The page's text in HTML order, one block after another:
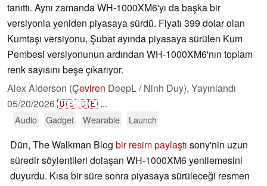
tanıttı. Aynı zamanda WH-1000XM6'yı da başka bir
versiyonla yeniden piyasaya sürdü. Fiyatı 399 dolar olan
Kumtaşı versiyonu, Şubat ayında piyasaya sürülen Kum
Pembesi versiyonunun ardından WH-1000XM6'nın toplam
renk sayısını beşe çıkarıyor.
Alex Alderson (Çeviren DeepL / Ninh Duy), Yayınlandı
05/20/2026🇺🇸🇩🇪 ...
Audio Gadget Wearable Launch
Dün, The Walkman Blog bir resim paylaştı sony'nin uzun
süredir söylentileri dolaşan WH-1000XM6 yenilemesini
duyurdu. Kısa bir süre sonra piyasaya sürüleceği resmen